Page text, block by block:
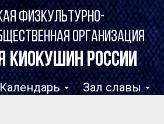
ФИЗКУЛЬТУРНО-
ОРГАНИЗАЦИЯ
КИОКУШИН РОССИИ
Календарь Зал славы